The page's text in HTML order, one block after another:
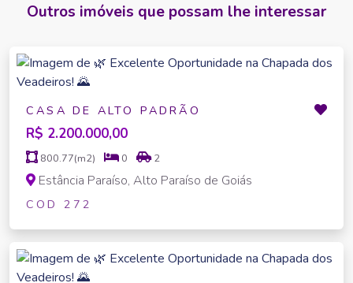
Outros imóveis que possam lhe interessar
CASA DE ALTO PADRÃO
R$ 2.200.000,00
800.77(m2) 0 2
Estância Paraíso, Alto Paraíso de Goiás
COD 272